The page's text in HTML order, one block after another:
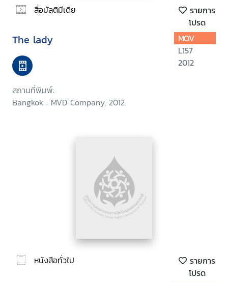
สื่อมัลติมีเดีย
รายการ
โปรด
The lady
สถานที่พิมพ์:
Bangkok : MVD Company, 2012.
MOV
L157
2012
หนังสือทั่วไป
รายการ
โปรด